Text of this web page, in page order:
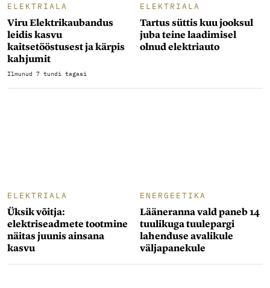
ELEKTRIALA
Viru Elektrikaubandus
leidis kasvu
kaitsetööstusest ja kärpis
kahjumit
Ilmunud 7 tundi tagasi
ELEKTRIALA
Tartus süttis kuu jooksul
juba teine laadimisel
olnud elektriauto
ELEKTRIALA
Üksik võitja:
elektriseadmete tootmine
näitas juunis ainsana
kasvu
ENERGEETIKA
Lääneranna vald paneb 14
tuulikuga tuulepargi
lahenduse avalikule
väljapanekule